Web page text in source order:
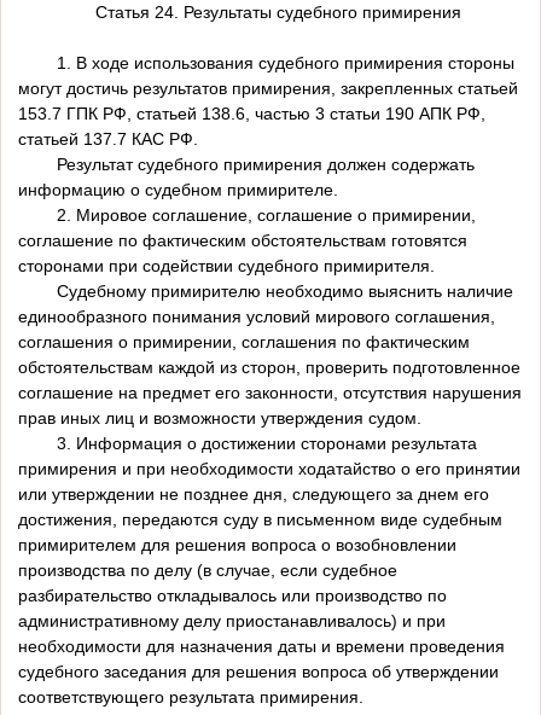
Статья 24. Результаты судебного примирения
1. В ходе использования судебного примирения стороны
могут достичь результатов примирения, закрепленных статьей
153.7 ГПК РФ, статьей 138.6, частью 3 статьи 190 АПК РФ,
статьей 137.7 КАС РФ.
Результат судебного примирения должен содержать
информацию о судебном примирителе.
2. Мировое соглашение, соглашение о примирении,
соглашение по фактическим обстоятельствам готовятся
сторонами при содействии судебного примирителя.
Судебному примирителю необходимо выяснить наличие
единообразного понимания условий мирового соглашения,
соглашения о примирении, соглашения по фактическим
обстоятельствам каждой из сторон, проверить подготовленное
соглашение на предмет его законности, отсутствия нарушения
прав иных лиц и возможности утверждения судом.
3. Информация о достижении сторонами результата
примирения и при необходимости ходатайство о его принятии
или утверждении не позднее дня, следующего за днем его
достижения, передаются суду в письменном виде судебным
примирителем для решения вопроса о возобновлении
производства по делу (в случае, если судебное
разбирательство откладывалось или производство по
административному делу приостанавливалось) и при
необходимости для назначения даты и времени проведения
судебного заседания для решения вопроса об утверждении
соответствующего результата примирения.